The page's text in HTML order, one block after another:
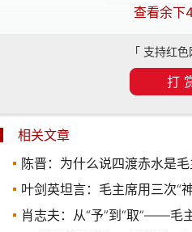
查看余下
「 支持红色
打
相关文章
陈晋：为什么说四渡赤水是毛
叶剑英坦言：毛主席用三次“
肖志夫：从“予”到“取”——毛